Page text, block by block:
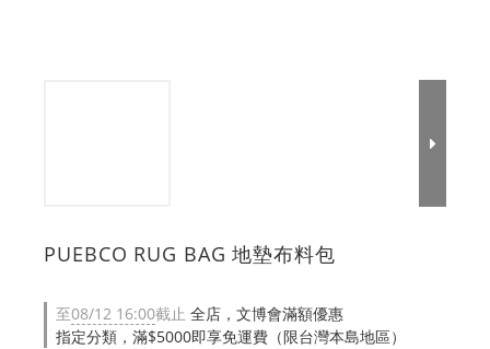
PUEBCO RUG BAG 地墊布料包
至08/12 16:00截止 全店，文博會滿額優惠
指定分類，滿$5000即享免運費（限台灣本島地區）